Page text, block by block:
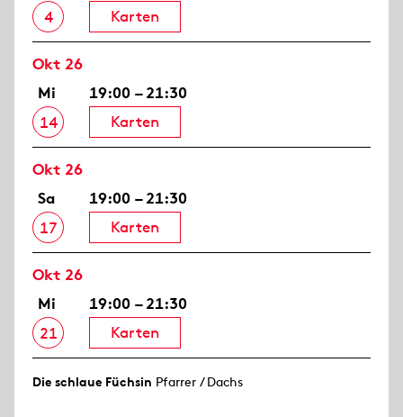
4
Karten
Okt 26
Mi
14
19:00 – 21:30
Karten
Okt 26
Sa
17
19:00 – 21:30
Karten
Okt 26
Mi
21
19:00 – 21:30
Karten
Die schlaue Füchsin Pfarrer / Dachs